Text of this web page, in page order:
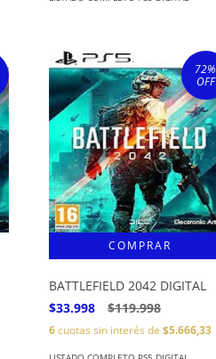
72%
OFF
BATTLEFIELD 2042 DIGITAL
$33.998
$119.998
6cuotas sin interés de$5.666,33